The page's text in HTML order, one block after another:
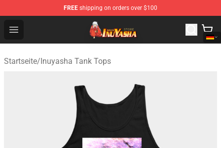
FREE shipping on orders over $100
Open menu
Inuyasha Store - Official Inuyasha Merchandise Shop
Startseite/Inuyasha Tank Tops